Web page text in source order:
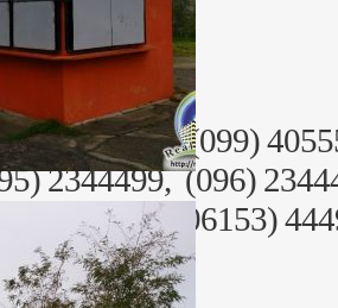
55 000 грн.
Юрьевна (099)
2344499, (096)
44442, +38 (06153)